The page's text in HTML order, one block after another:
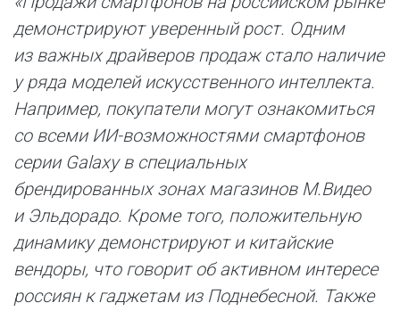
демонстрируют уверенный рост. Одним
из важных драйверов продаж стало наличие
у ряда моделей искусственного интеллекта.
Например, покупатели могут ознакомиться
со всеми ИИ-возможностями смартфонов
серии Galaxy в специальных
брендированных зонах магазинов М.Видео
и Эльдорадо. Кроме того, положительную
динамику демонстрируют и китайские
вендоры, что говорит об активном интересе
россиян к гаджетам из Поднебесной. Также